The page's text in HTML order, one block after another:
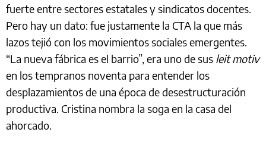
fuerte entre sectores estatales y sindicatos docentes.
Pero hay un dato: fue justamente la CTA la que más
lazos tejió con los movimientos sociales emergentes.
“La nueva fábrica es el barrio”, era uno de sus leit motiv
en los tempranos noventa para entender los
desplazamientos de una época de desestructuración
productiva. Cristina nombra la soga en la casa del
ahorcado.